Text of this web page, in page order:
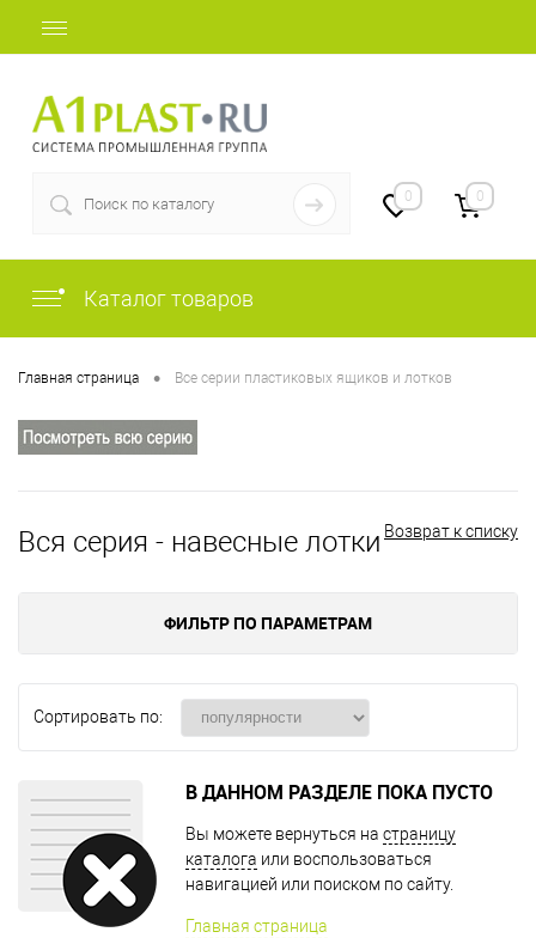
0 0
Каталог товаров
Главная страница • Все серии пластиковых ящиков и лотков
Возврат к списку
Вся серия - навесные лотки
ФИЛЬТР ПО ПАРАМЕТРАМ
Сортировать по:
В ДАННОМ РАЗДЕЛЕ ПОКА ПУСТО
Вы можете вернуться на страницу
каталога или воспользоваться
навигацией или поиском по сайту.
Главная страница